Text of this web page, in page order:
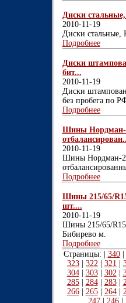
Диски
2010-11-19
Диски стальные,
Подробнее
Диски
бит...
2010-11-19
Диски
без пробега по
Подробнее
Шины Нордман-
2010-11-19
Шины Нордман-2,
Подробнее
Шины 215/65/
шт....
2010-11-19
Шины 215/65/
Бибирево м.
Подробнее
Страницы: | 340|
323
322 321
304| 303| 302|
285| 284| 283|
266| 265| 264|
247
246